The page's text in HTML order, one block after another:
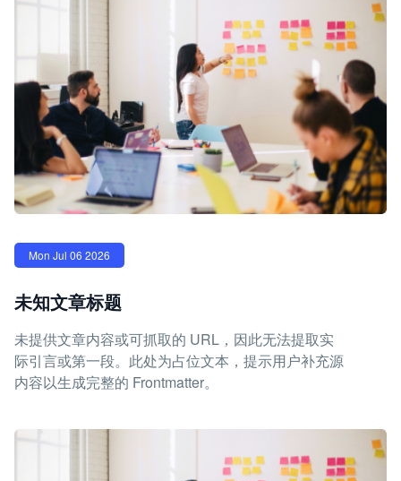
Mon Jul 06 2026
未知文章标题
未提供文章内容或可抓取的 URL，因此无法提取实
际引言或第一段。此处为占位文本，提示用户补充源
内容以生成完整的 Frontmatter。